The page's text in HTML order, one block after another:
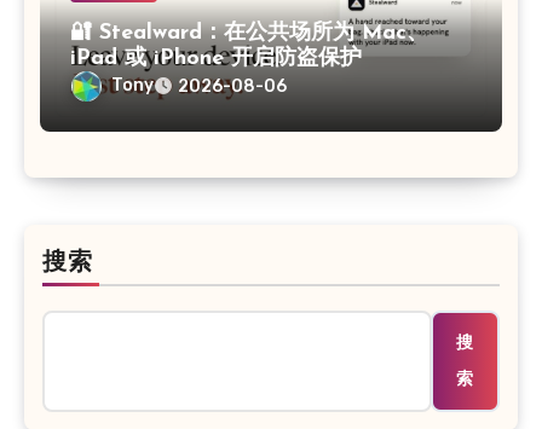
🔐 Stealward：在公共场所为 Mac、
iPad 或 iPhone 开启防盗保护
Tony 2026-08-06
搜索
搜
索